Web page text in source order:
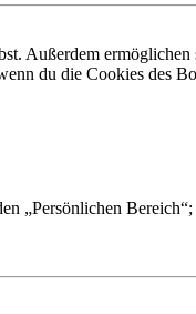
Außerdem
du die Cookies des
„Persönlichen